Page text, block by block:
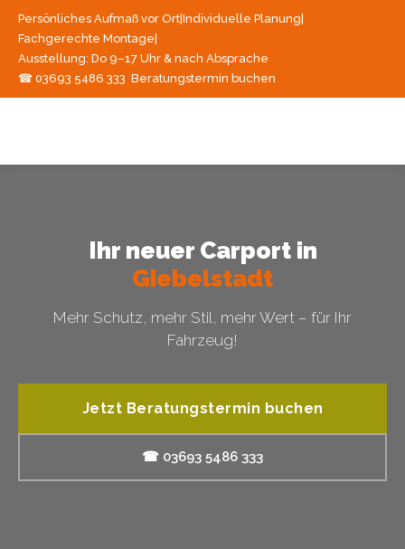
Persönliches Aufmaß vor Ort Individuelle Planung
Fachgerechte Montage
Ausstellung: Do 9–17 Uhr & nach Absprache
☎ 03693 5486 333 Beratungstermin buchen
Ihr neuer Carport in
Giebelstadt
Mehr Schutz, mehr Stil, mehr Wert – für Ihr
Fahrzeug!
Jetzt Beratungstermin buchen
☎ 03693 5486 333